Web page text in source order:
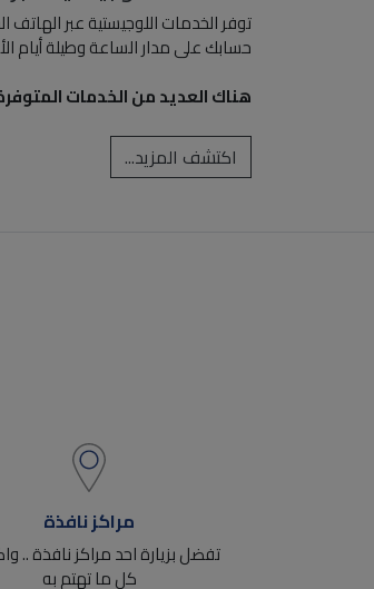
توفر الخدمات اللوجيستية عبر
حسابك على مدار الساعة وطيلة أيام
هناك العديد من الخدمات
اكتشف المزيد...
مراكز نافذة
تفضل بزيارة احد مراكز نافذة ..
كل ما تهتم به